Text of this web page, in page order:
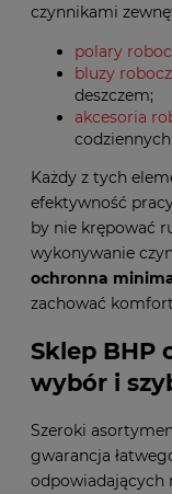
czynnikami
polary
bluzy
deszczem;
akcesoria
Każdy z tych
efektywność
by nie krępować
wykonywanie
ochronna
zachować
Sklep BHP
wybór i
Szeroki
gwarancja
odpowiadających